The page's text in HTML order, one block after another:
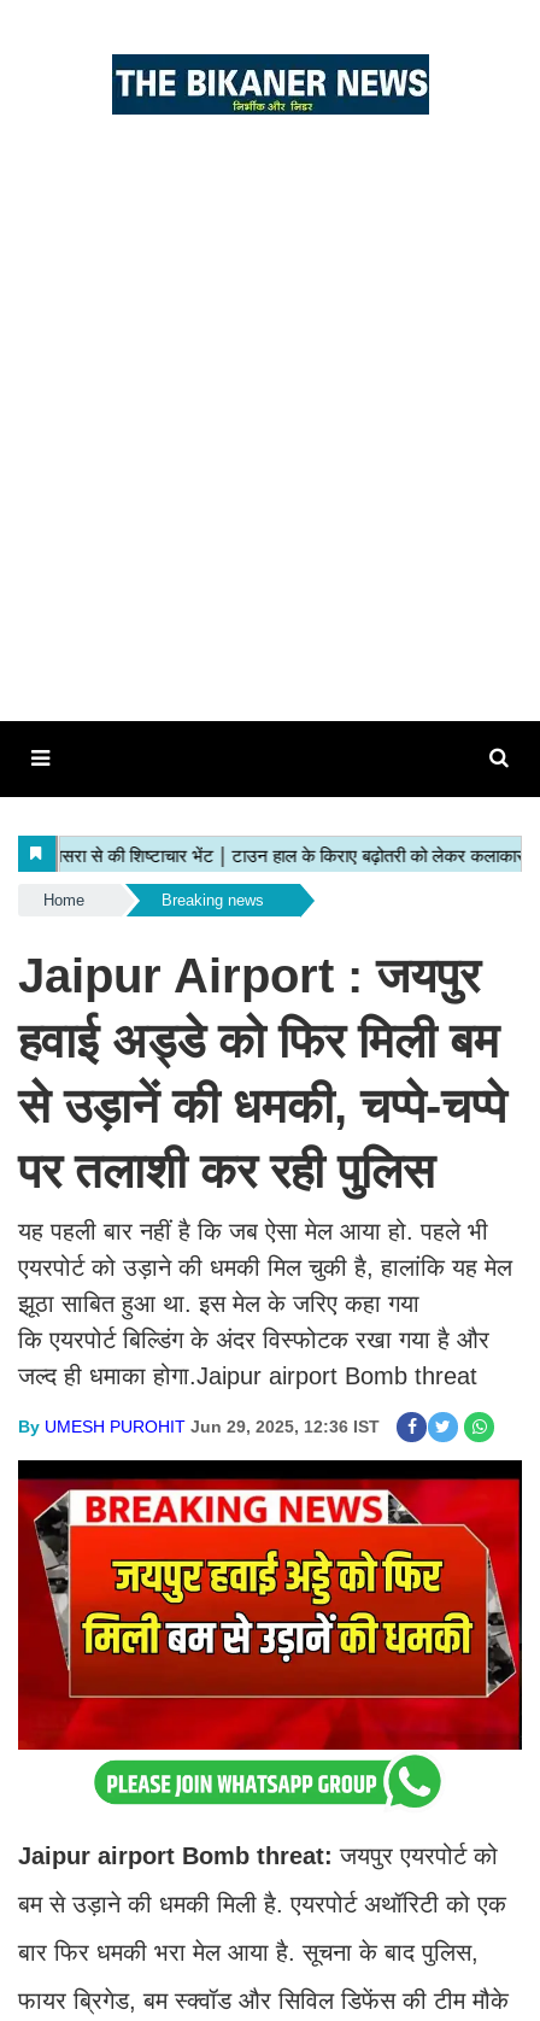
Home Breaking news
Jaipur Airport : जयपुर
हवाई अड्डे को फिर मिली बम
से उड़ानें की धमकी, चप्पे-चप्पे
पर तलाशी कर रही पुलिस
यह पहली बार नहीं है कि जब ऐसा मेल आया हो. पहले भी
एयरपोर्ट को उड़ाने की धमकी मिल चुकी है, हालांकि यह मेल
झूठा साबित हुआ था. इस मेल के जरिए कहा गया
कि एयरपोर्ट बिल्डिंग के अंदर विस्फोटक रखा गया है और
जल्द ही धमाका होगा.Jaipur airport Bomb threat
By UMESH PUROHIT Jun 29, 2025, 12:36 IST
Jaipur airport Bomb threat:जयपुर एयरपोर्ट को
बम से उड़ाने की धमकी मिली है. एयरपोर्ट अथॉरिटी को एक
बार फिर धमकी भरा मेल आया है. सूचना के बाद पुलिस,
फायर ब्रिगेड, बम स्क्वॉड और सिविल डिफेंस की टीम मौके